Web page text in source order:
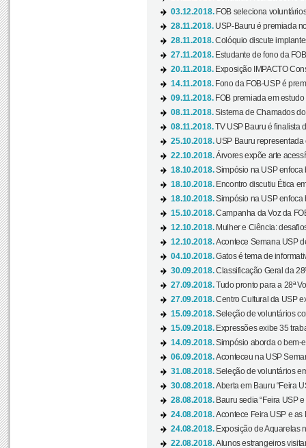
03.12.2018. FOB seleciona
28.11.2018. USP-Bauru é premiada
28.11.2018.Colóquio discute
27.11.2018. Estudante de fono da
20.11.2018. Exposição IMPACTO
14.11.2018. Fono da FOB-USP é
09.11.2018. FOB premiada em estudo
08.11.2018.Sistema de Chamados
08.11.2018.TV USP Bauru é finalista
25.10.2018. USP Bauru representada
22.10.2018.Árvores expõe arte
18.10.2018.Simpósio na USP enfoca
18.10.2018. Encontro discutiu Ética
18.10.2018.Simpósio na USP enfoca
15.10.2018.Campanha da Voz da
12.10.2018. Mulher e Ciência:
12.10.2018.Acontece Semana USP
04.10.2018.Gatos é tema de
30.09.2018.Classificação Geral da
27.09.2018.Tudo pronto para a 28ª
27.09.2018.Centro Cultural da USP
15.09.2018.Seleção de voluntários
15.09.2018. Expressões exibe 35
14.09.2018.Simpósio aborda o bem-
06.09.2018.Aconteceu na USP
31.08.2018.Seleção de voluntários
30.08.2018.Aberta em Bauru “Feira
28.08.2018. Bauru sedia “Feira USP
24.08.2018.Acontece Feira USP e as
24.08.2018. Exposição de Aquarelas
22.08.2018.Alunos estrangeiros